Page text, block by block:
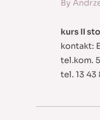
By
kurs II
kontakt:
tel.kom.
tel. 13 43